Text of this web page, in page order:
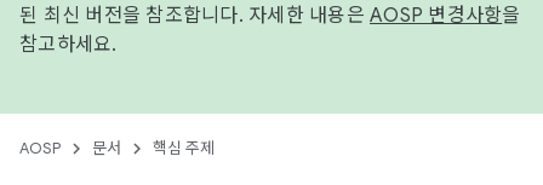
된 최신 버전을 참조합니다. 자세한 내용은 AOSP 변경사항을
참고하세요.
AOSP 문서 핵심 주제